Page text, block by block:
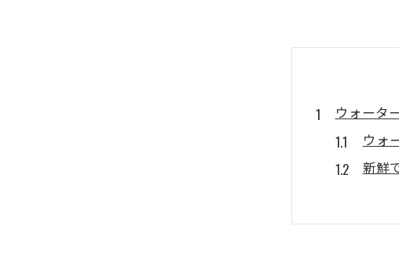
ウォータ
ウォ
新鮮
デ
日常